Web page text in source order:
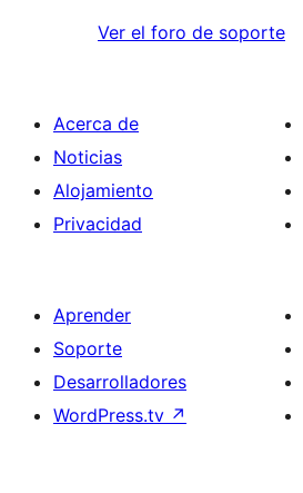
Ver el foro de soporte
Acerca de
Noticias
Alojamiento
Privacidad
Aprender
Soporte
Desarrolladores
WordPress.tv ↗